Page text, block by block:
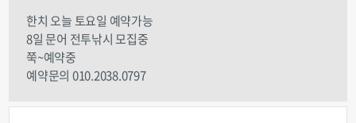
한치 오늘 토요일 예약가능
8일 문어 전투낚시 모집중
쭉~예약중
예약문의 010.2038.0797